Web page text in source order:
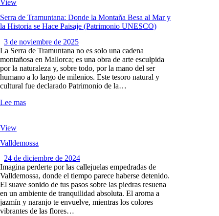
View
Serra de Tramuntana: Donde la Montaña Besa al Mar y
la Historia se Hace Paisaje (Patrimonio UNESCO)
3 de noviembre de 2025
La Serra de Tramuntana no es solo una cadena
montañosa en Mallorca; es una obra de arte esculpida
por la naturaleza y, sobre todo, por la mano del ser
humano a lo largo de milenios. Este tesoro natural y
cultural fue declarado Patrimonio de la…
Lee mas
View
Valldemossa
24 de diciembre de 2024
Imagina perderte por las callejuelas empedradas de
Valldemossa, donde el tiempo parece haberse detenido.
El suave sonido de tus pasos sobre las piedras resuena
en un ambiente de tranquilidad absoluta. El aroma a
jazmín y naranjo te envuelve, mientras los colores
vibrantes de las flores…